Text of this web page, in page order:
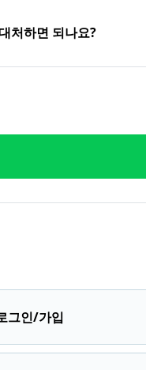
처하면 되나요?
그인/가입